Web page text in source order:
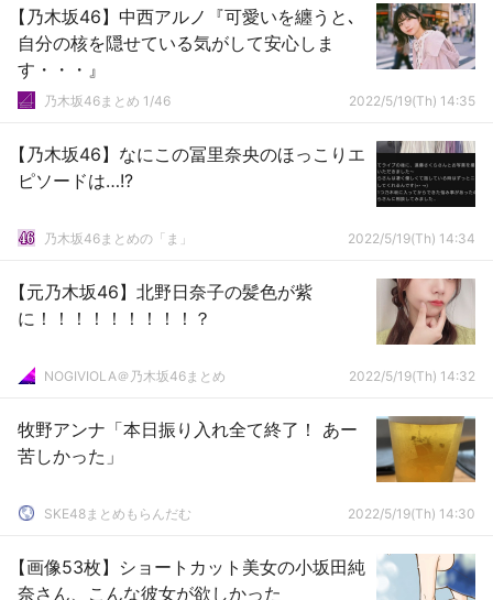
【乃木坂46】中西アルノ『可愛いを纏うと､
自分の核を隠せている気がして安心しま
す・・・』
乃木坂46まとめ 1/46 2022/5/19(Th) 14:35
【乃木坂46】なにこの冨里奈央のほっこりエ
ピソードは…!?
乃木坂46まとめの「ま」 2022/5/19(Th) 14:34
【元乃木坂46】北野日奈子の髪色が紫
に！！！！！！！！！？
NOGIVIOLA＠乃木坂46まとめ 2022/5/19(Th) 14:32
牧野アンナ「本日振り入れ全て終了！ あー
苦しかった」
SKE48まとめもらんだむ 2022/5/19(Th) 14:30
【画像53枚】ショートカット美女の小坂田純
奈さん、こんな彼女が欲しかった